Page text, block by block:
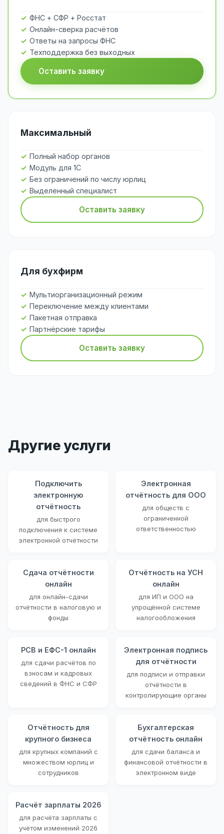
ФНС + СФР + Росстат
Онлайн-сверка расчётов
Ответы на запросы ФНС
Техподдержка без выходных
Оставить заявку
Максимальный
Полный набор органов
Модуль для 1С
Без ограничений по числу юрлиц
Выделенный специалист
Оставить заявку
Для бухфирм
Мультиорганизационный режим
Переключение между клиентами
Пакетная отправка
Партнёрские тарифы
Оставить заявку
Другие услуги
Подключить
электронную
отчётность
для быстрого
подключения к системе
электронной отчётности
Электронная
отчётность для ООО
для обществ с
ограниченной
ответственностью
Сдача отчётности
онлайн
для онлайн-сдачи
отчётности в налоговую и
фонды
Отчётность на УСН
онлайн
для ИП и ООО на
упрощённой системе
налогообложения
РСВ и ЕФС-1 онлайн
для сдачи расчётов по
взносам и кадровых
сведений в ФНС и СФР
Электронная подпись
для отчётности
для подписи и отправки
отчётности в
контролирующие органы
Отчётность для
крупного бизнеса
для крупных компаний с
множеством юрлиц и
сотрудников
Бухгалтерская
отчётность онлайн
для сдачи баланса и
финансовой отчётности в
электронном виде
Расчёт зарплаты 2026
для расчёта зарплаты с
учётом изменений 2026